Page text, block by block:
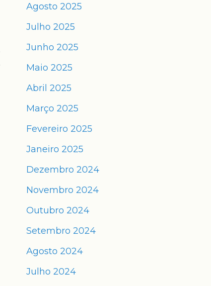
Agosto 2025
Julho 2025
Junho 2025
Maio 2025
Abril 2025
Março 2025
Fevereiro 2025
Janeiro 2025
Dezembro 2024
Novembro 2024
Outubro 2024
Setembro 2024
Agosto 2024
Julho 2024